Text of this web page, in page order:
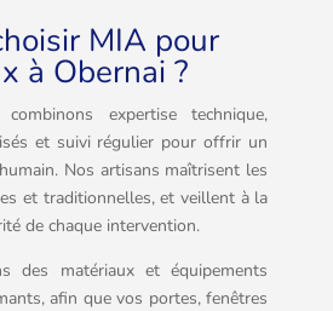
MIA pour
à Obernai ?
expertise technique,
et suivi régulier pour offrir un
Nos artisans maîtrisent les
et traditionnelles, et veillent à la
de chaque intervention.
des matériaux et équipements
afin que vos portes, fenêtres